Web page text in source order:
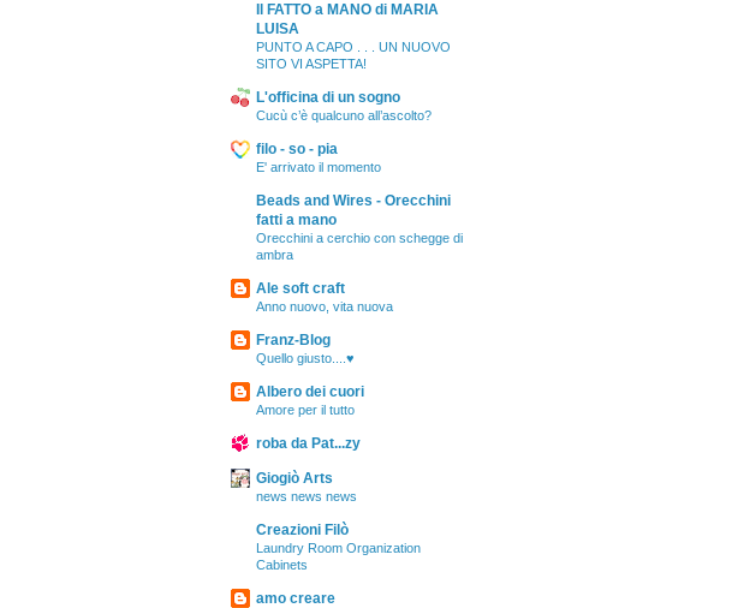
Il FATTO a MANO di MARIA
LUISA
PUNTO A CAPO . . . UN NUOVO
SITO VI ASPETTA!
L'officina di un sogno
Cucù c’è qualcuno all’ascolto?
filo - so - pia
E' arrivato il momento
Beads and Wires - Orecchini
fatti a mano
Orecchini a cerchio con schegge di
ambra
Ale soft craft
Anno nuovo, vita nuova
Franz-Blog
Quello giusto....♥
Albero dei cuori
Amore per il tutto
roba da Pat...zy
Giogiò Arts
news news news
Creazioni Filò
Laundry Room Organization
Cabinets
amo creare